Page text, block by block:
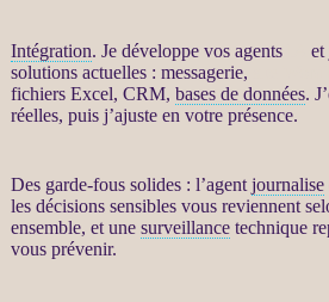
Intégration. Je développe vos agents
et
solutions actuelles : messagerie,
fichiers Excel, CRM, bases de données.
réelles, puis j’ajuste en votre présence.
Des garde-foussolides : l’agent journalise
les décisions sensibles vous reviennent
ensemble, et une surveillancetechnique
vous prévenir.